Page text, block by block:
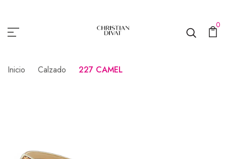
0
Inicio Calzado 227 CAMEL